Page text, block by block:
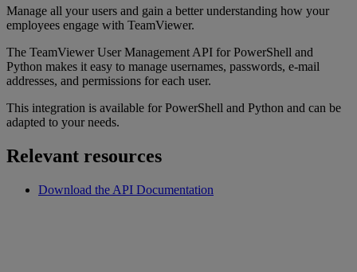
Manage all your users and gain a better understanding how your
employees engage with TeamViewer.
The TeamViewer User Management API for PowerShell and
Python makes it easy to manage usernames, passwords, e-mail
addresses, and permissions for each user.
This integration is available for PowerShell and Python and can be
adapted to your needs.
Relevant resources
Download the API Documentation